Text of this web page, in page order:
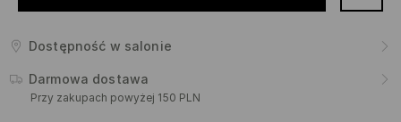
Dostępność w salonie
Darmowa dostawa
Przy zakupach powyżej 150 PLN